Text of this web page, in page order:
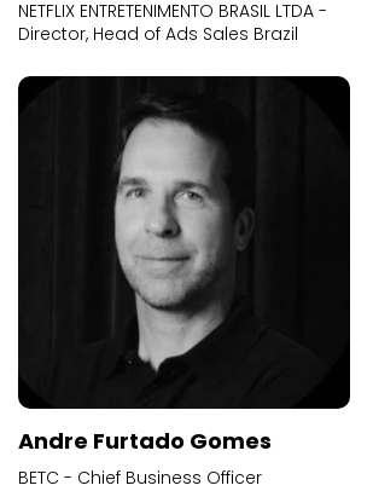
NETFLIX ENTRETENIMENTO BRASIL LTDA -
Director, Head of Ads Sales Brazil
Andre Furtado Gomes
BETC - Chief Business Officer